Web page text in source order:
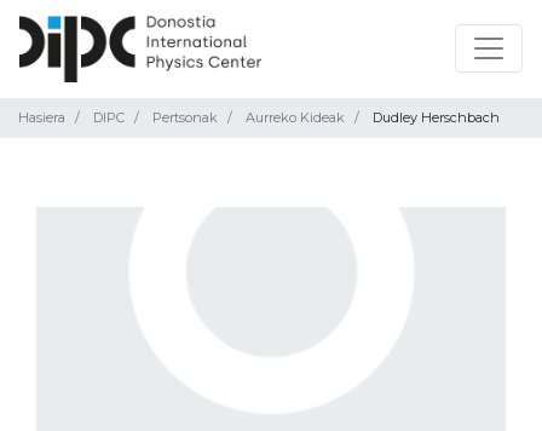
Hasiera DIPC Pertsonak Aurreko Kideak Dudley Herschbach